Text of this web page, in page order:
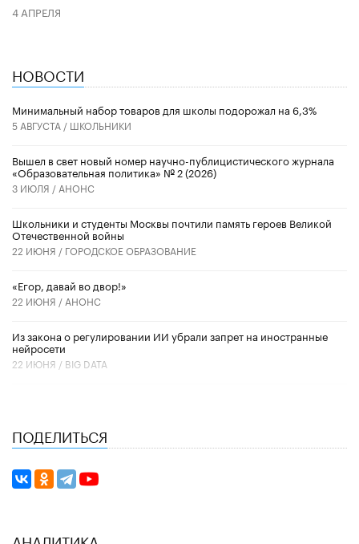
4 АПРЕЛЯ
НОВОСТИ
Минимальный набор товаров для школы подорожал на 6,3%
5 АВГУСТА / ШКОЛЬНИКИ
Вышел в свет новый номер научно-публицистического журнала
«Образовательная политика» № 2 (2026)
3 ИЮЛЯ / АНОНС
Школьники и студенты Москвы почтили память героев Великой
Отечественной войны
22 ИЮНЯ / ГОРОДСКОЕ ОБРАЗОВАНИЕ
«Егор, давай во двор!»
22 ИЮНЯ / АНОНС
Из закона о регулировании ИИ убрали запрет на иностранные
нейросети
22 ИЮНЯ / BIG DATA
ПОДЕЛИТЬСЯ